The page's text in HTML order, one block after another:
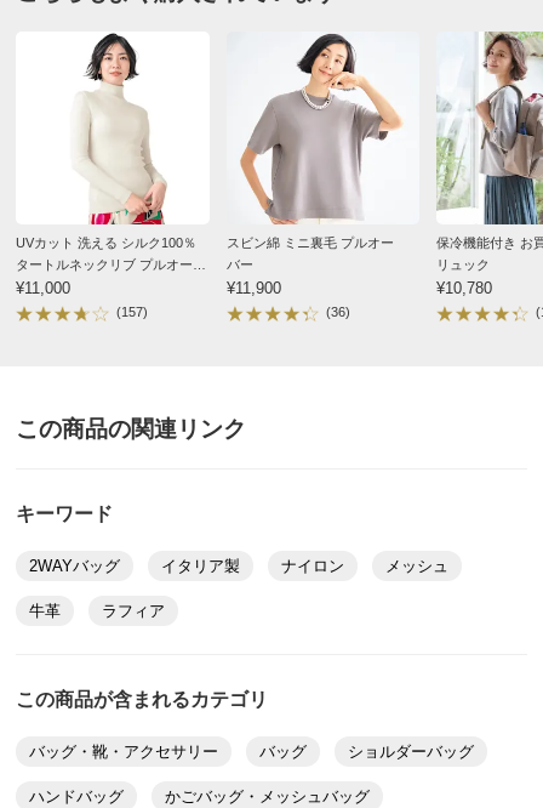
サイズ表記について（ファッション雑貨）
UVカット 洗える シルク100％
タートルネックリブ プルオー
バー
¥11,000
(157)
スビン綿 ミニ裏毛 プルオー
バー
¥11,900
(36)
保冷機能付き お
リュック
¥10,780
この商品の関連リンク
キーワード
2WAYバッグ イタリア製 ナイロン メッシュ
牛革 ラフィア
この商品が含まれるカテゴリ
バッグ・靴・アクセサリー バッグ ショルダーバッグ
ハンドバッグ かごバッグ・メッシュバッグ